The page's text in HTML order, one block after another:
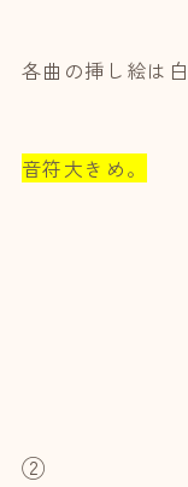
各曲の挿し絵は白
音符大きめ。
②